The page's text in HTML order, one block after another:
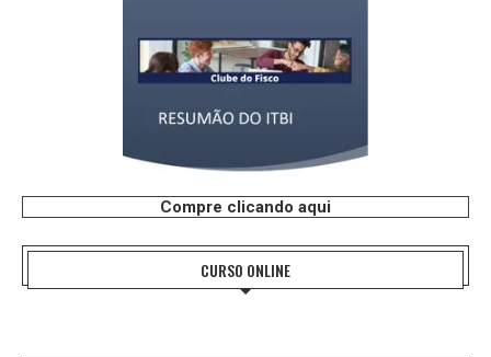
Compre clicando aqui
CURSO ONLINE